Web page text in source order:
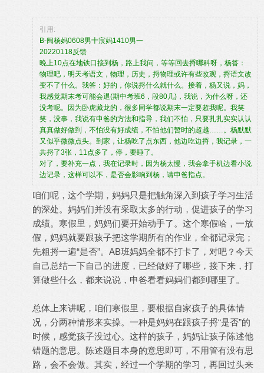
引用:
B-闽杨妈0608男十宸妈1410男一
20220118反馈
晚上10点在地铁口接到杨，路上我问，等等回去捋哪科呀，杨答：
物理吧，明天考语文，物理，历史，捋物理或许有些改观，捋语文改
变不了什么。我答：好的，你说捋什么就什么。接着，杨又说，妈，
我感觉期末考可能会退(期中考班6，段80几)，我说，为什么呀，还
没考呢。因为卧虎藏龙的，很多同学都说期末一定要超我呢。我笑
笑，没事，我说有申爸的方法和指导，我们不怕，只要扎扎实实认认
真真做好做到，不怕没有好成绩，不怕他们暂时的超越……。杨默默
又似乎微微点头。到家，让杨吃了点东西，他边吃边捋，我记录，一
共捋了3张，11点多了，停，要睡了。
对了，要补充一点，我在记录时，因为杨太慢，我会拿手机边看小说
边记录，这样可以不，是否会影响到杨，请申爸指点。
咱们呢，这个学期，妈妈只是把触角深入到孩子学习生活
的深处。妈妈们并没有采取太多的行动，促进孩子的学习
成绩。寒假里，妈妈们要开始动手了。这个寒假哈，一放
假，妈妈就要跟孩子把这学期所有的作业，全都记录完；
先粗捋一遍“是否”。AB班妈妈全都不打卡了，对吧？今天
自己总结一下自己的进度，已经做好了哪些，接下来，打
算做些什么，都来说说，申爸看看妈妈们都到哪里了。
总体上来讲呢，咱们寒假里，要根据自家孩子的具体情
况，分两种情形来实操。一种是妈妈在跟孩子捋“是否”的
时候，感觉孩子没过心。这样的孩子，妈妈让孩子陈述他
错题的意思。陈述题目本身的意思即可，不用管有没有思
路，会不会做。其实，经过一个学期的学习，再回过头来